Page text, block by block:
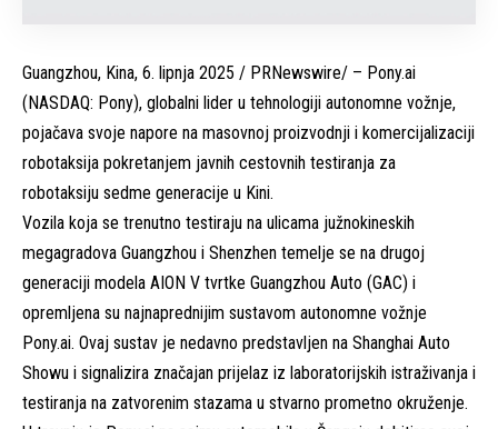
Guangzhou, Kina, 6. lipnja 2025 / PRNewswire/ – Pony.ai
(NASDAQ: Pony), globalni lider u tehnologiji autonomne vožnje,
pojačava svoje napore na masovnoj proizvodnji i komercijalizaciji
robotaksija pokretanjem javnih cestovnih testiranja za
robotaksiju sedme generacije u Kini.
Vozila koja se trenutno testiraju na ulicama južnokineskih
megagradova Guangzhou i Shenzhen temelje se na drugoj
generaciji modela AION V tvrtke Guangzhou Auto (GAC) i
opremljena su najnaprednijim sustavom autonomne vožnje
Pony.ai. Ovaj sustav je nedavno predstavljen na Shanghai Auto
Showu i signalizira značajan prijelaz iz laboratorijskih istraživanja i
testiranja na zatvorenim stazama u stvarno prometno okruženje.